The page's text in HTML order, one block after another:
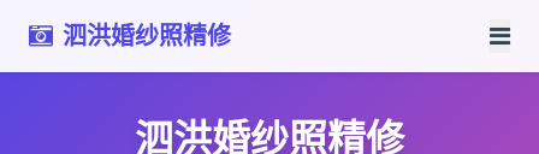
泗洪婚纱照精修
泗洪婚纱照精修